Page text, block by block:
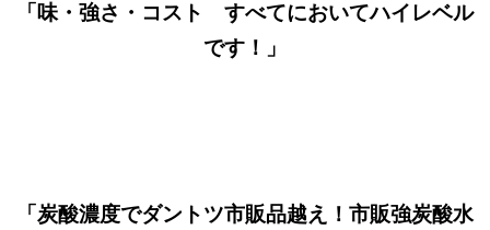
「味・強さ・コスト すべてにおいてハイレベル
です！」
「炭酸濃度でダントツ市販品越え！市販強炭酸水